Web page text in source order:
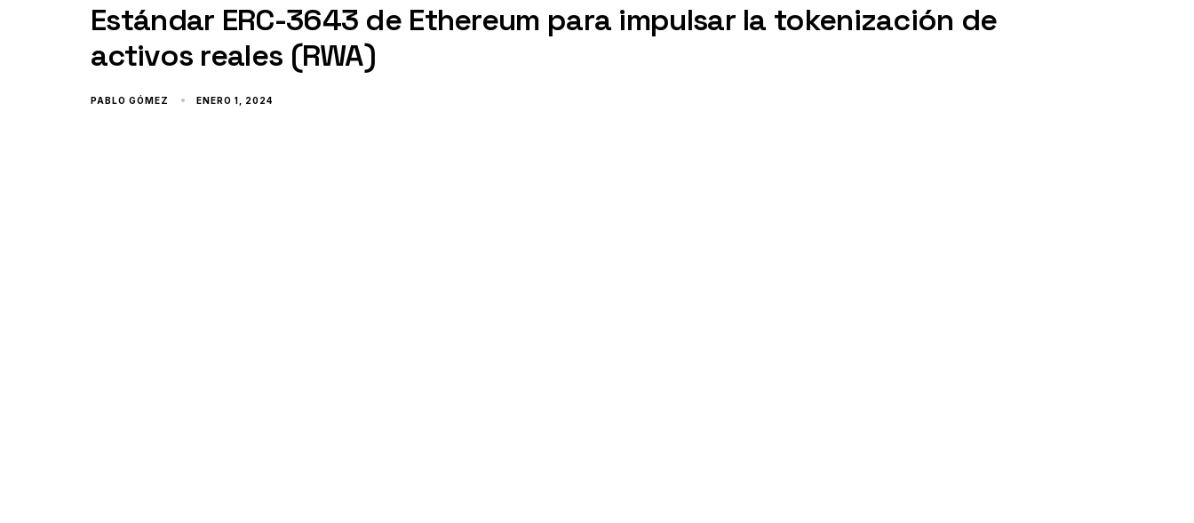
Estándar ERC-3643 de Ethereum para impulsar la tokenización de
activos reales (RWA)
PABLO GÓMEZ ENERO 1, 2024